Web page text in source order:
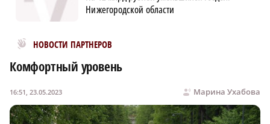
Нижегородской области
НОВОСТИ ПАРТНЕРОВ
Новости МирТесен
Комфортный уровень
Марина Ухабова
16:51, 23.05.2023